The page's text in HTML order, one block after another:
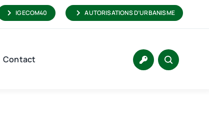
IGECOM40 AUTORISATIONS D’URBANISME
Contact